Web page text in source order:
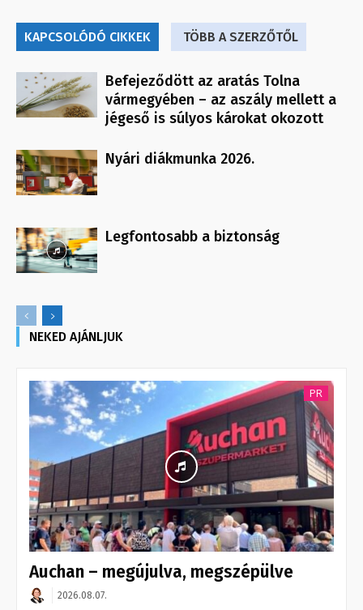
KAPCSOLÓDÓ CIKKEK TÖBB A SZERZŐTŐL
Befejeződött az aratás Tolna
vármegyében – az aszály mellett a
jégeső is súlyos károkat okozott
Nyári diákmunka 2026.
Legfontosabb a biztonság
NEKED AJÁNLJUK
PR
Auchan – megújulva, megszépülve
2026.08.07.